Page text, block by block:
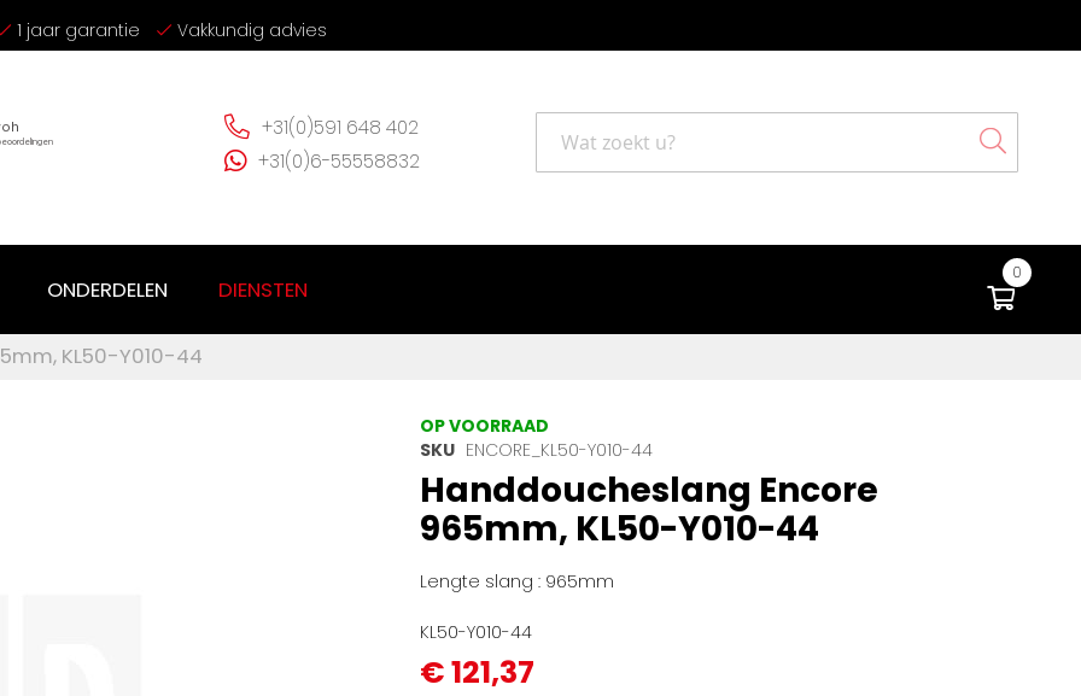
1 jaar garantie Vakkundig advies
+31(0)591 648 402
+31(0)6-55558832
Search
0
ONDERDELEN DIENSTEN
KL50-Y010-44
OP VOORRAAD
SKU ENCORE_KL50-Y010-44
Handdoucheslang Encore
965mm, KL50-Y010-44
Lengte slang : 965mm
KL50-Y010-44
€ 121,37